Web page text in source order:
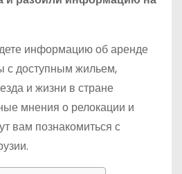
информацию об аренде
с доступным жильем,
и жизни в стране
мнения о релокации и
вам познакомиться с